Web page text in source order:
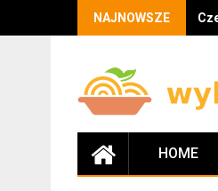
NAJNOWSZE
HOME